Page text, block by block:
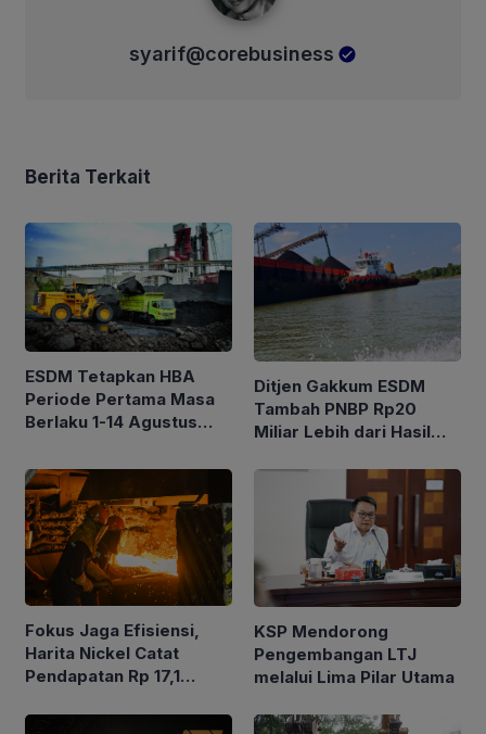
syarif@corebusiness
Berita Terkait
ESDM Tetapkan HBA
Periode Pertama Masa
Berlaku 1-14 Agustus
Ditjen Gakkum ESDM
Tambah PNBP Rp20
Miliar Lebih dari Hasil
Fokus Jaga Efisiensi,
Harita Nickel Catat
Pendapatan Rp 17,1
2026
KSP Mendorong
Pengembangan LTJ
melalui Lima Pilar Utama